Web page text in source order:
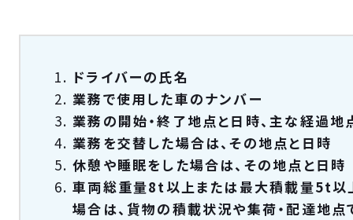
ドライバーの氏名
業務で使用した車のナンバー
業務の開始・終了地点と日時、主な経過
業務を交替した場合は、その地点と日時
休憩や睡眠をした場合は、その地点と日時
車両総重量8t以上または最大積載量5t以
場合は、貨物の積載状況や集荷・配達地